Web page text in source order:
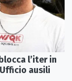
l’iter in
ausili